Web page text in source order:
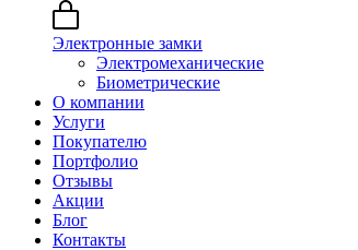
Электронные замки
Электромеханические
Биометрические
О компании
Услуги
Покупателю
Портфолио
Отзывы
Акции
Блог
Контакты